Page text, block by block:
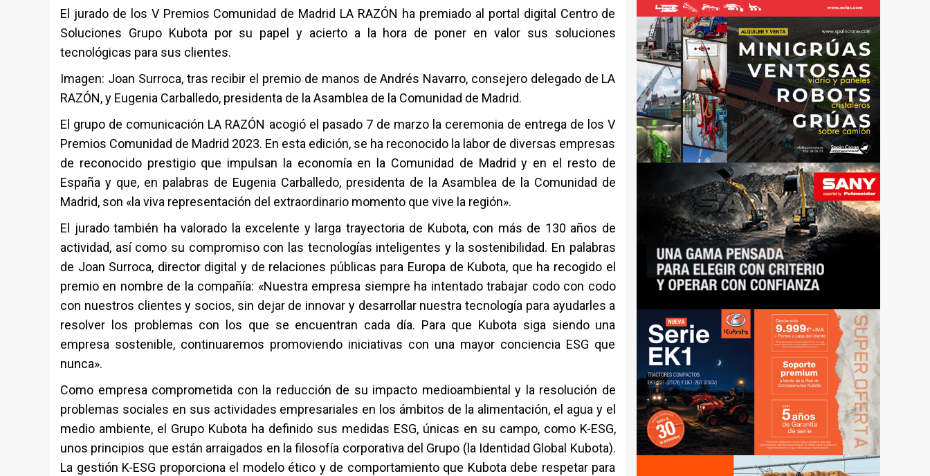
El jurado de los V Premios Comunidad de Madrid LA RAZÓN ha premiado al portal digital Centro de
Soluciones Grupo Kubota por su papel y acierto a la hora de poner en valor sus soluciones
tecnológicas para sus clientes.
Imagen: Joan Surroca, tras recibir el premio de manos de Andrés Navarro, consejero delegado de LA
RAZÓN, y Eugenia Carballedo, presidenta de la Asamblea de la Comunidad de Madrid.
El grupo de comunicación LA RAZÓN acogió el pasado 7 de marzo la ceremonia de entrega de los V
Premios Comunidad de Madrid 2023. En esta edición, se ha reconocido la labor de diversas empresas
de reconocido prestigio que impulsan la economía en la Comunidad de Madrid y en el resto de
España y que, en palabras de Eugenia Carballedo, presidenta de la Asamblea de la Comunidad de
Madrid, son «la viva representación del extraordinario momento que vive la región».
El jurado también ha valorado la excelente y larga trayectoria de Kubota, con más de 130 años de
actividad, así como su compromiso con las tecnologías inteligentes y la sostenibilidad. En palabras
de Joan Surroca, director digital y de relaciones públicas para Europa de Kubota, que ha recogido el
premio en nombre de la compañía: «Nuestra empresa siempre ha intentado trabajar codo con codo
con nuestros clientes y socios, sin dejar de innovar y desarrollar nuestra tecnología para ayudarles a
resolver los problemas con los que se encuentran cada día. Para que Kubota siga siendo una
empresa sostenible, continuaremos promoviendo iniciativas con una mayor conciencia ESG que
nunca».
Como empresa comprometida con la reducción de su impacto medioambiental y la resolución de
problemas sociales en sus actividades empresariales en los ámbitos de la alimentación, el agua y el
medio ambiente, el Grupo Kubota ha definido sus medidas ESG, únicas en su campo, como K-ESG,
unos principios que están arraigados en la filosofía corporativa del Grupo (la Identidad Global Kubota).
La gestión K-ESG proporciona el modelo ético y de comportamiento que Kubota debe respetar para